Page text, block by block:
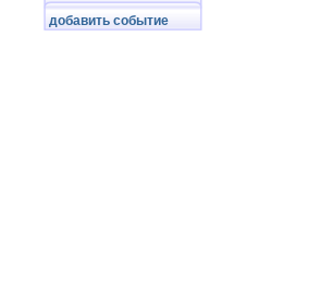
добавить событие